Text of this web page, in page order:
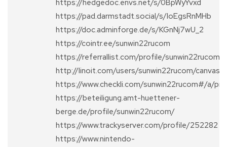
https://hedgedoc.envs.net/s/0BpWyYvxd
https://pad.darmstadt.social/s/loEgsRnMHb
https://doc.adminforge.de/s/KGnNj7wU_2
https://cointr.ee/sunwin22rucom
https://referrallist.com/profile/sunwin22rucom/
http://linoit.com/users/sunwin22rucom/
https://www.checkli.com/sunwin22rucom#/a/
https://beteiligung.amt-huettener-
berge.de/profile/sunwin22rucom/
https://www.trackyserver.com/profile/252282
https://www.nintendo-